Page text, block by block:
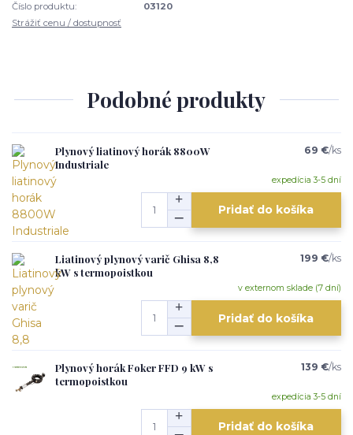
Číslo produktu:
03120
Strážiť cenu / dostupnosť
Podobné produkty
Plynový liatinový horák 8800W
Industriale
69 €/ks
expedícia 3-5 dní
Pridať do košíka
Liatinový plynový varič Ghisa 8,8
kW s termopoistkou
199 €/ks
v externom sklade (7 dní)
Pridať do košíka
Plynový horák Foker FFD 9 kW s
termopoistkou
139 €/ks
expedícia 3-5 dní
Pridať do košíka